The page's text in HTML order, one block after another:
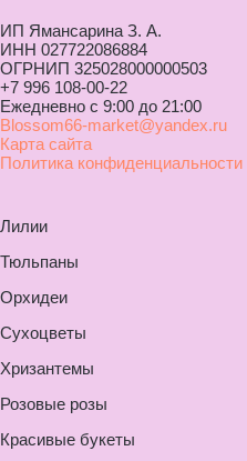
ИП Ямансарина З. А.
ИНН 027722086884
ОГРНИП 325028000000503
+7 996 108-00-22
Ежедневно с 9:00 до 21:00
Blossom66-market@yandex.ru
Карта сайта
Политика конфиденциальности
Лилии
Тюльпаны
Орхидеи
Сухоцветы
Хризантемы
Розовые розы
Красивые букеты